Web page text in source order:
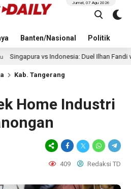
Banten/Nasional Politik
Jumat, 07 Agu 2026
vs Indonesia: Duel Ilhan Fandi vs Mitchell
Kab. Tangerang
Home Industri
409 Redaksi TD